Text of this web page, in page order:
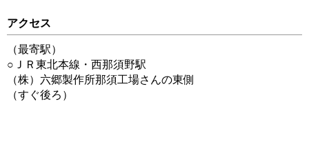
アクセス
（最寄駅）
○ＪＲ東北本線・西那須野駅
（株）六郷製作所那須工場さんの東側
（すぐ後ろ）